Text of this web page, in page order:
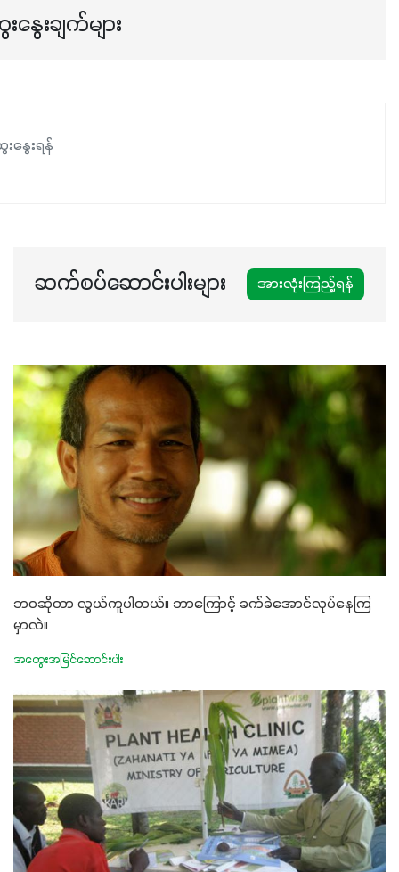
အရသာ ပိုမိုကောင်းမွန်စေဖို့အတွက် လိုအပ်တဲ့အာဟာရဓာတ်
ဖြစ်ပါတယ်။ ဟူးမစ်အက်စစ်ပါဝင်ပေါင်းစပ်ထားတဲ့အတွက်
နှံစားသီးနှံများ၊ပဲအမျိုးမျိုး၊ဟင်းသီးဟင်းရွက်နဲ့ ဥယျာဉ်ခြံသီးနှံ
အားလုံးမှာ အသုံးပြုနိုင်တယ်ဆိုတော့ တစ်မျိုးတည်းနဲ့ အားလုံး
နွေးချက်များ
နွေးရန်
ဆက်စပ်ဆောင်းပါးများ အားလုံးကြည့်ရန်
ဘဝဆိုတာ လွယ်ကူပါတယ်။ ဘာကြောင့် ခက်ခဲအောင်လုပ်နေကြ
မှာလဲ။
အတွေးအမြင်ဆောင်းပါး